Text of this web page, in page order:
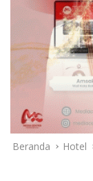
Beranda Hotel